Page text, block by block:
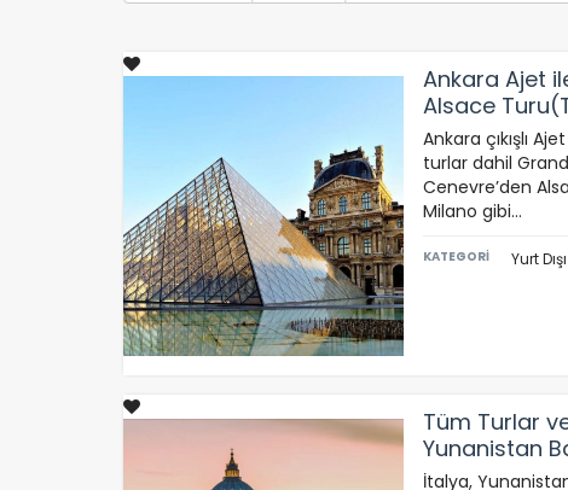
Ankara Ajet
Alsace
Ekspresi
Ankara çıkışlı
turlar dahil
Cenevre’den
Milano gibi…
KATEGORİ Yurt
Tüm Turlar
Yunanistan
İtalya,